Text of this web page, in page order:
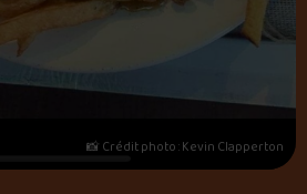
📸 Crédit photo : Kevin Clapperton